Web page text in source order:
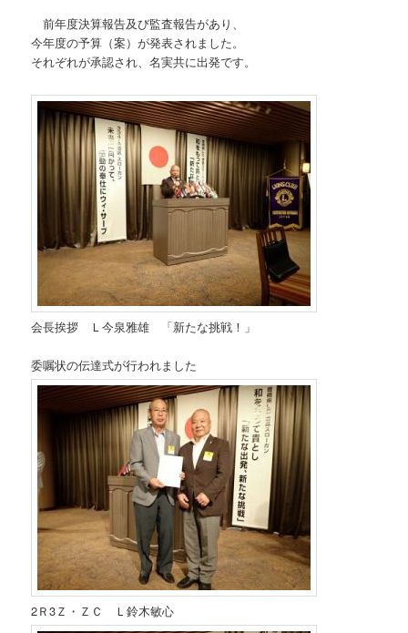
前年度決算報告及び監査報告があり、
今年度の予算（案）が発表されました。
それぞれが承認され、名実共に出発です。
会長挨拶 Ｌ今泉雅雄 「新たな挑戦！」
委嘱状の伝達式が行われました
2Ｒ3Ｚ・ＺＣ Ｌ鈴木敏心